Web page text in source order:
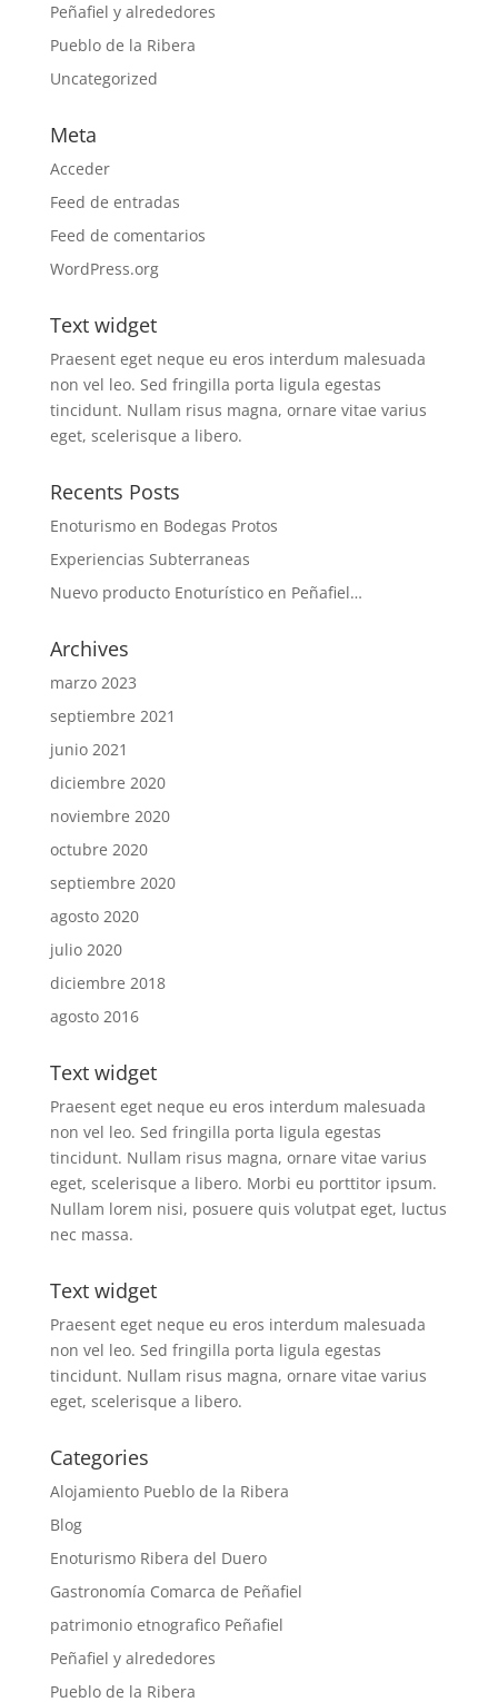
Peñafiel y alrededores
Pueblo de la Ribera
Uncategorized
Meta
Acceder
Feed de entradas
Feed de comentarios
WordPress.org
Text widget
Praesent eget neque eu eros interdum malesuada
non vel leo. Sed fringilla porta ligula egestas
tincidunt. Nullam risus magna, ornare vitae varius
eget, scelerisque a libero.
Recents Posts
Enoturismo en Bodegas Protos
Experiencias Subterraneas
Nuevo producto Enoturístico en Peñafiel…
Archives
marzo 2023
septiembre 2021
junio 2021
diciembre 2020
noviembre 2020
octubre 2020
septiembre 2020
agosto 2020
julio 2020
diciembre 2018
agosto 2016
Text widget
Praesent eget neque eu eros interdum malesuada
non vel leo. Sed fringilla porta ligula egestas
tincidunt. Nullam risus magna, ornare vitae varius
eget, scelerisque a libero. Morbi eu porttitor ipsum.
Nullam lorem nisi, posuere quis volutpat eget, luctus
nec massa.
Text widget
Praesent eget neque eu eros interdum malesuada
non vel leo. Sed fringilla porta ligula egestas
tincidunt. Nullam risus magna, ornare vitae varius
eget, scelerisque a libero.
Categories
Alojamiento Pueblo de la Ribera
Blog
Enoturismo Ribera del Duero
Gastronomía Comarca de Peñafiel
patrimonio etnografico Peñafiel
Peñafiel y alrededores
Pueblo de la Ribera